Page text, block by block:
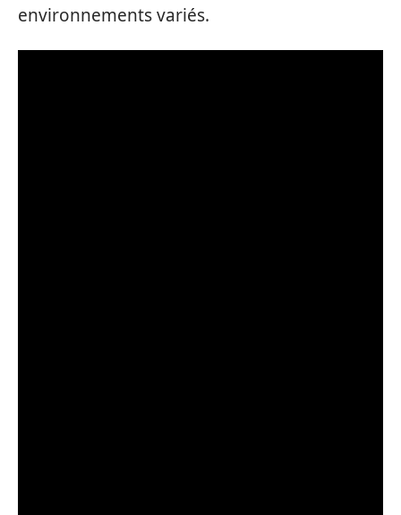
environnements variés.